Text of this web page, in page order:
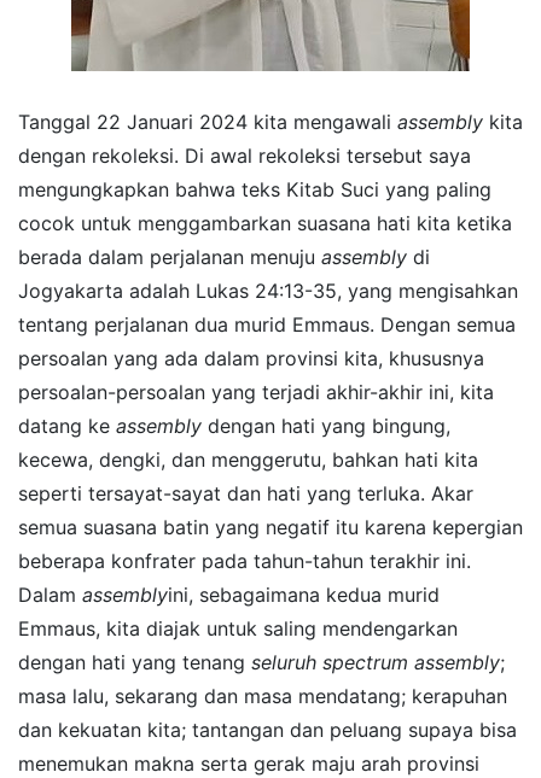
Tanggal 22 Januari 2024 kita mengawali assembly kita
dengan rekoleksi. Di awal rekoleksi tersebut saya
mengungkapkan bahwa teks Kitab Suci yang paling
cocok untuk menggambarkan suasana hati kita ketika
berada dalam perjalanan menuju assembly di
Jogyakarta adalah Lukas 24:13-35, yang mengisahkan
tentang perjalanan dua murid Emmaus. Dengan semua
persoalan yang ada dalam provinsi kita, khususnya
persoalan-persoalan yang terjadi akhir-akhir ini, kita
datang ke assembly dengan hati yang bingung,
kecewa, dengki, dan menggerutu, bahkan hati kita
seperti tersayat-sayat dan hati yang terluka. Akar
semua suasana batin yang negatif itu karena kepergian
beberapa konfrater pada tahun-tahun terakhir ini.
Dalam assemblyini, sebagaimana kedua murid
Emmaus, kita diajak untuk saling mendengarkan
dengan hati yang tenang seluruh spectrum assembly;
masa lalu, sekarang dan masa mendatang; kerapuhan
dan kekuatan kita; tantangan dan peluang supaya bisa
menemukan makna serta gerak maju arah provinsi